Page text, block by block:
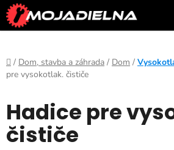
Prejsť
na
obsah
Domov
/ Dom, stavba a záhrada / Dom /
pre vysokotlak. čističe
Hadice pre
čističe